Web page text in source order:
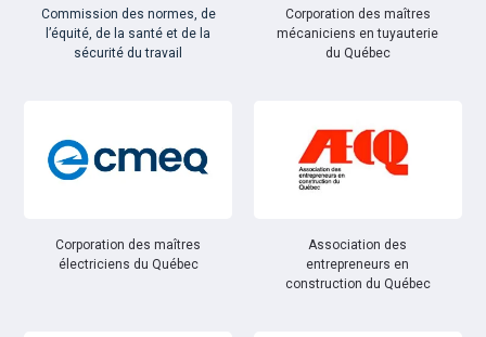
Commission des normes, de
l’équité, de la santé et de la
sécurité du travail
Corporation des maîtres
mécaniciens en tuyauterie
du Québec
Corporation des maîtres
électriciens du Québec
Association des
entrepreneurs en
construction du Québec